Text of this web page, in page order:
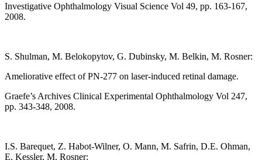
Investigative Ophthalmology Visual Science Vol 49, pp. 163-167,
2008.
S. Shulman, M. Belokopytov, G. Dubinsky, M. Belkin, M. Rosner:
Ameliorative effect of PN-277 on laser-induced retinal damage.
Graefe’s Archives Clinical Experimental Ophthalmology Vol 247,
pp. 343-348, 2008.
I.S. Barequet, Z. Habot-Wilner, O. Mann, M. Safrin, D.E. Ohman,
E. Kessler, M. Rosner: